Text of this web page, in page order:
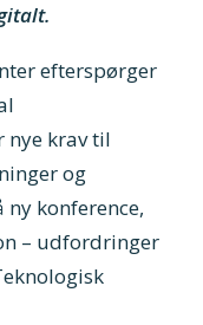
efterspørger
nye krav til
og
konference,
– udfordringer